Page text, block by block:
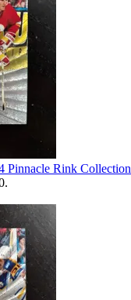
Pinnacle Rink Collection
.